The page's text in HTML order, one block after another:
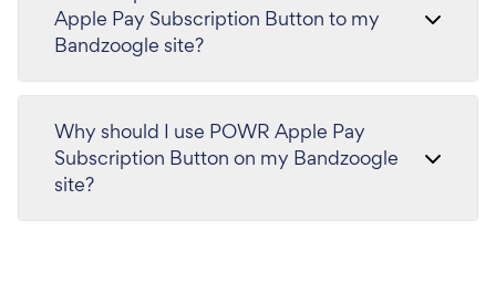
Apple Pay Subscription Button to my
Bandzoogle site?
Why should I use POWR Apple Pay
Subscription Button on my Bandzoogle
site?